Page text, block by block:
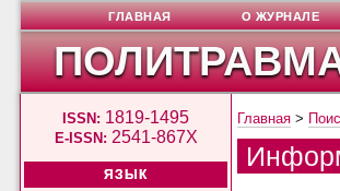
ПОЛИТРАВМА
ISSN: 1819-1495
E-ISSN: 2541-867X
ЯЗЫК
ГЛАВНАЯ О ЖУРНАЛЕ
Главная >